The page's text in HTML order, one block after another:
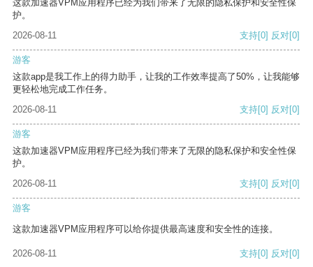
这款加速器VPM应用程序已经为我们带来了无限的隐私保护和安全性保
护。
2026-08-11
支持[0] 反对[0]
游客
这款app是我工作上的得力助手，让我的工作效率提高了50%，让我能够
更轻松地完成工作任务。
2026-08-11
支持[0] 反对[0]
游客
这款加速器VPM应用程序已经为我们带来了无限的隐私保护和安全性保
护。
2026-08-11
支持[0] 反对[0]
游客
这款加速器VPM应用程序可以给你提供最高速度和安全性的连接。
2026-08-11 支持[0] 反对[0]